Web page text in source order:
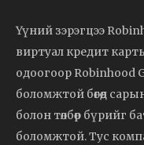
Үүний зэрэгцээ
виртуал кредит
одоогоор Robinhood
боломжтой бөгөөд
болон төлбөр бүрийг
боломжтой. Тус